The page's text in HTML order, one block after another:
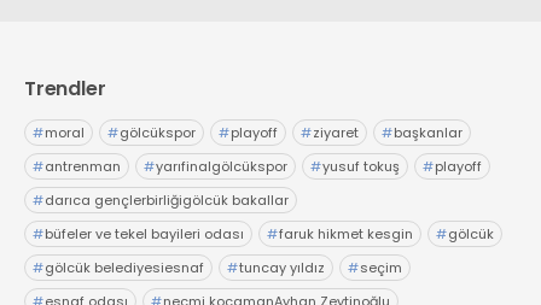
Trendler
#moral #gölcükspor #playoff #ziyaret #başkanlar
#antrenman #yarıfinalgölcükspor #yusuf tokuş #playoff
#darıca gençlerbirliğigölcük bakallar
#büfeler ve tekel bayileri odası #faruk hikmet kesgin #gölcük
#gölcük belediyesiesnaf #tuncay yıldız #seçim